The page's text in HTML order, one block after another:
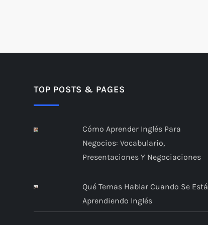
TOP POSTS & PAGES
Cómo Aprender Inglés Para
Negocios: Vocabulario,
Presentaciones Y Negociaciones
Qué Temas Hablar Cuando Se Está
Aprendiendo Inglés